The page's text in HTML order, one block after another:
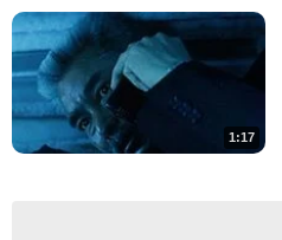
1:17